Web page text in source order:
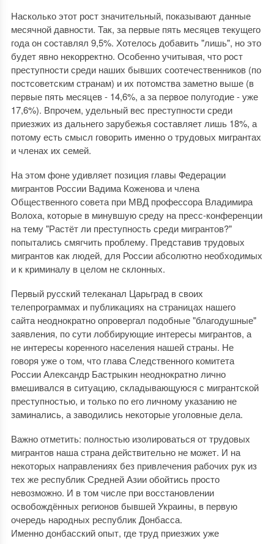
Насколько этот рост значительный, показывают данные
месячной давности. Так, за первые пять месяцев текущего
года он составлял 9,5%. Хотелось добавить "лишь", но это
будет явно некорректно. Особенно учитывая, что рост
преступности среди наших бывших соотечественников (по
постсоветским странам) и их потомства заметно выше (в
первые пять месяцев - 14,6%, а за первое полугодие - уже
17,6%). Впрочем, удельный вес преступности среди
приезжих из дальнего зарубежья составляет лишь 18%, а
потому есть смысл говорить именно о трудовых мигрантах
и членах их семей.
На этом фоне удивляет позиция главы Федерации
мигрантов России Вадима Коженова и члена
Общественного совета при МВД профессора Владимира
Волоха, которые в минувшую среду на пресс-конференции
на тему "Растёт ли преступность среди мигрантов?"
попытались смягчить проблему. Представив трудовых
мигрантов как людей, для России абсолютно необходимых
и к криминалу в целом не склонных.
Первый русский телеканал Царьград в своих
телепрограммах и публикациях на страницах нашего
сайта неоднократно опровергал подобные "благодушные"
заявления, по сути лоббирующие интересы мигрантов, а
не интересы коренного населения нашей страны. Не
говоря уже о том, что глава Следственного комитета
России Александр Бастрыкин неоднократно лично
вмешивался в ситуацию, складывающуюся с мигрантской
преступностью, и только по его личному указанию не
заминались, а заводились некоторые уголовные дела.
Важно отметить: полностью изолироваться от трудовых
мигрантов наша страна действительно не может. И на
некоторых направлениях без привлечения рабочих рук из
тех же республик Средней Азии обойтись просто
невозможно. И в том числе при восстановлении
освобождённых регионов бывшей Украины, в первую
очередь народных республик Донбасса.
Именно донбасский опыт, где труд приезжих уже